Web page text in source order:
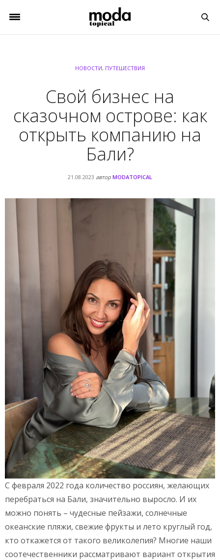
НОВОСТИ, ПУТЕШЕСТВИЯ
Свой бизнес на
сказочном острове: как
открыть компанию на
Бали?
21.08.2023 автор MODATOPICAL
С февраля 2022 года количество россиян, желающих
перебраться на Бали, значительно выросло. И их
можно понять – чудесные пейзажи, солнечные
океанские пляжи, свежие фрукты и лето круглый год,
кто откажется от такого великолепия? Многие наши
соотечественники рассматривают вариант открытия